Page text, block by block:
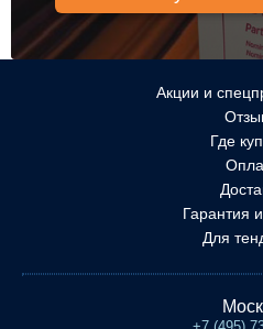
Акции и
Где
Гарантия
Для